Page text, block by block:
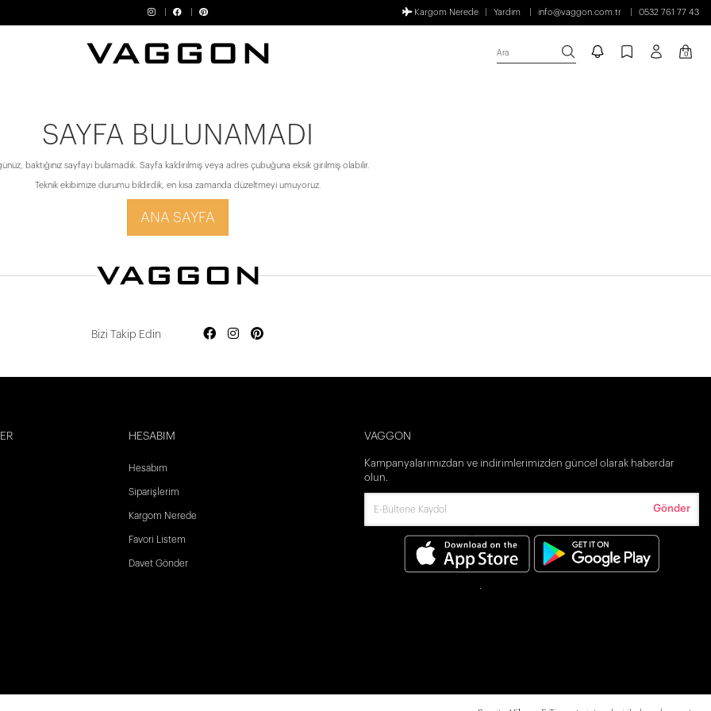
Kargom Nerede Yardım info@vaggon.com.tr 0532 761 77 43
Ara 0
SAYFA BULUNAMADI
baktığınız sayfayı bulamadık. Sayfa kaldırılmış veya adres çubuğuna eksik girilmiş olabilir.
Teknik ekibimize durumu bildirdik, en kısa zamanda düzeltmeyi umuyoruz.
ANA SAYFA
Bizi Takip Edin
HESABIM
Hesabım
Siparişlerim
Kargom Nerede
Favori Listem
Davet Gönder
VAGGON
Kampanyalarımızdan ve indirimlerimizden güncel olarak haberdar
olun.
Gönder